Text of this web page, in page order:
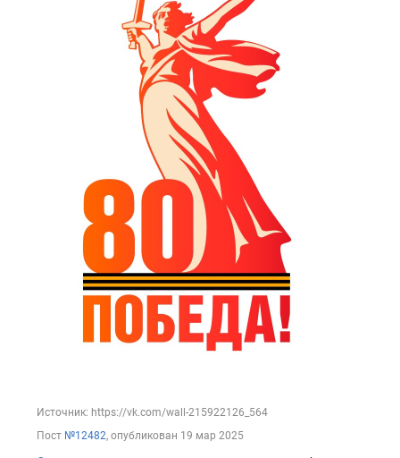
Источник: https://vk.com/wall-215922126_564
Пост №12482, опубликован 19 мар 2025